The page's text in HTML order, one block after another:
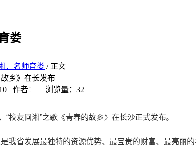
娄
、名师育娄 / 正文
乡》在长发布
作者： 浏览量： 32
“校友回湘”之歌《青春的故乡》在长沙正式发布。
我省发展最独特的资源优势、最宝贵的财富、最亮丽